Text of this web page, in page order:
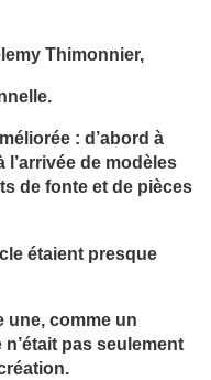
Thimonnier,
: d’abord à
l’arrivée de modèles
de fonte et de pièces
étaient presque
une, comme un
pas seulement